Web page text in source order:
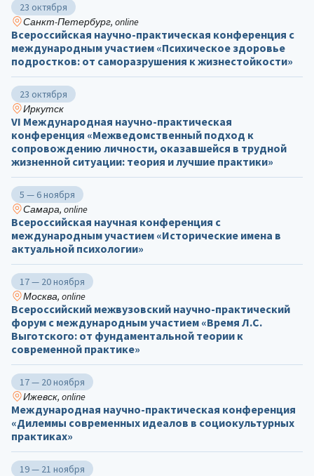
23 октября
Санкт-Петербург, online
Всероссийская научно-практическая конференция с
международным участием «Психическое здоровье
подростков: от саморазрушения к жизнестойкости»
23 октября
Иркутск
VI Международная научно-практическая
конференция «Межведомственный подход к
сопровождению личности, оказавшейся в трудной
жизненной ситуации: теория и лучшие практики»
5 — 6 ноября
Самара, online
Всероссийская научная конференция с
международным участием «Исторические имена в
актуальной психологии»
17 — 20 ноября
Москва, online
Всероссийский межвузовский научно-практический
форум с международным участием «Время Л.С.
Выготского: от фундаментальной теории к
современной практике»
17 — 20 ноября
Ижевск, online
Международная научно-практическая конференция
«Дилеммы современных идеалов в социокультурных
практиках»
19 — 21 ноября